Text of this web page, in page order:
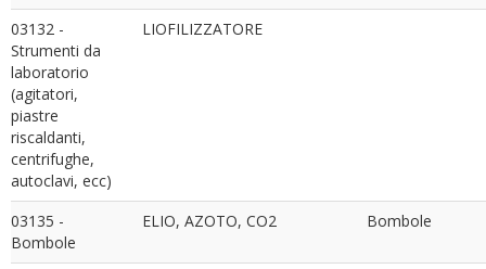
03132 -
Strumenti da
laboratorio
(agitatori,
piastre
riscaldanti,
centrifughe,
autoclavi, ecc)
LIOFILIZZATORE
03135 -
Bombole
ELIO, AZOTO, CO2 Bombole